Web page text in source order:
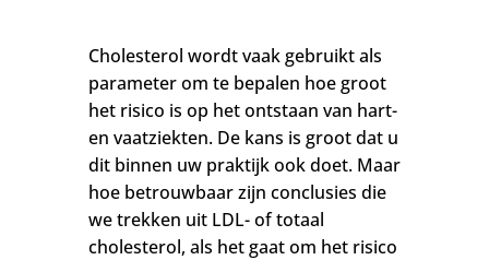
Cholesterol wordt vaak gebruikt als
parameter om te bepalen hoe groot
het risico is op het ontstaan van hart-
en vaatziekten. De kans is groot dat u
dit binnen uw praktijk ook doet. Maar
hoe betrouwbaar zijn conclusies die
we trekken uit LDL- of totaal
cholesterol, als het gaat om het risico